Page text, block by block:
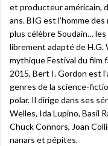
et producteur américain,
ans. BIG est l’homme
plus célèbre Soudain…
librement adapté de H.G.
mythique Festival du film
2015, Bert I. Gordon est
genres de la science-
polar. Il dirige dans ses
Welles, Ida Lupino, Basil
Chuck Connors, Joan
nanars et pépites.